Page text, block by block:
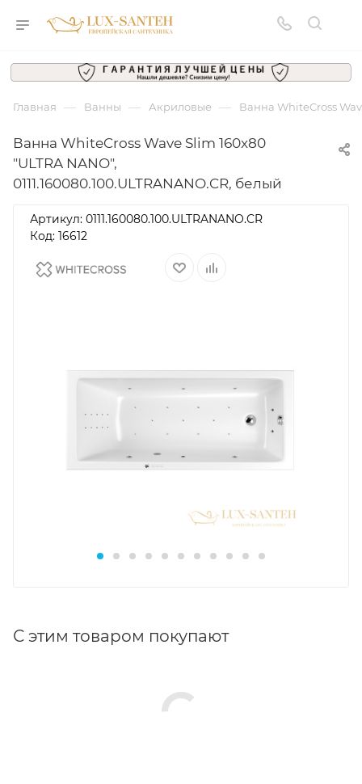
Главная — Ванны — Акриловые — Ванна WhiteCross
Ванна WhiteCross Wave Slim 160x80
"ULTRA NANO",
0111.160080.100.ULTRANANO.CR, белый
Артикул: 0111.160080.100.ULTRANANO.CR
Код: 16612
С этим товаром покупают